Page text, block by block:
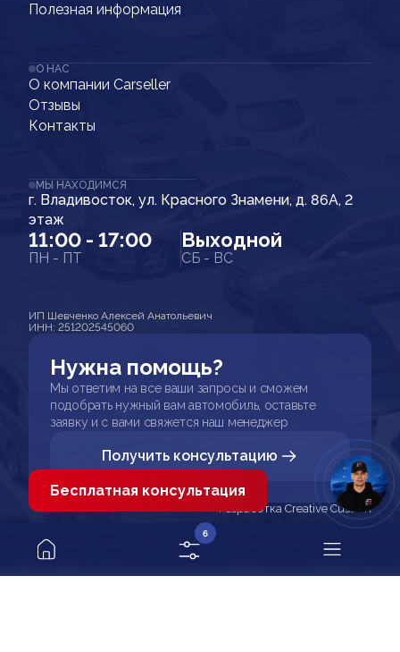
Полезная информация
О НАС
О компании Carseller
Отзывы
Контакты
МЫ НАХОДИМСЯ
г. Владивосток, ул. Красного Знамени, д. 86А, 2
этаж
11:00 - 17:00
ПН - ПТ
Выходной
СБ - ВС
ИП Шевченко Алексей Анатольевич
ИНН: 251202545060
Нужна помощь?
Мы ответим на все ваши запросы и сможем
подобрать нужный вам автомобиль, оставьте
заявку и с вами свяжется наш менеджер
Получить консультацию
Разработка Creative Custom
6
Бесплатная консультация